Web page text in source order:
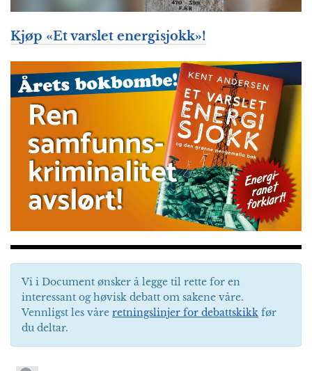
Kjøp «Et varslet energisjokk»!
Vi i Document ønsker å legge til rette for en
interessant og høvisk debatt om sakene våre.
Vennligst les våre retningslinjer for debattskikk før
du deltar.